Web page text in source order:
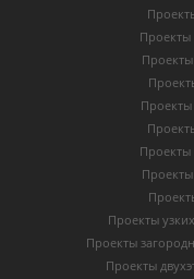
Проекты
Проекты
Проекты
Проекты
Проекты
Проекты